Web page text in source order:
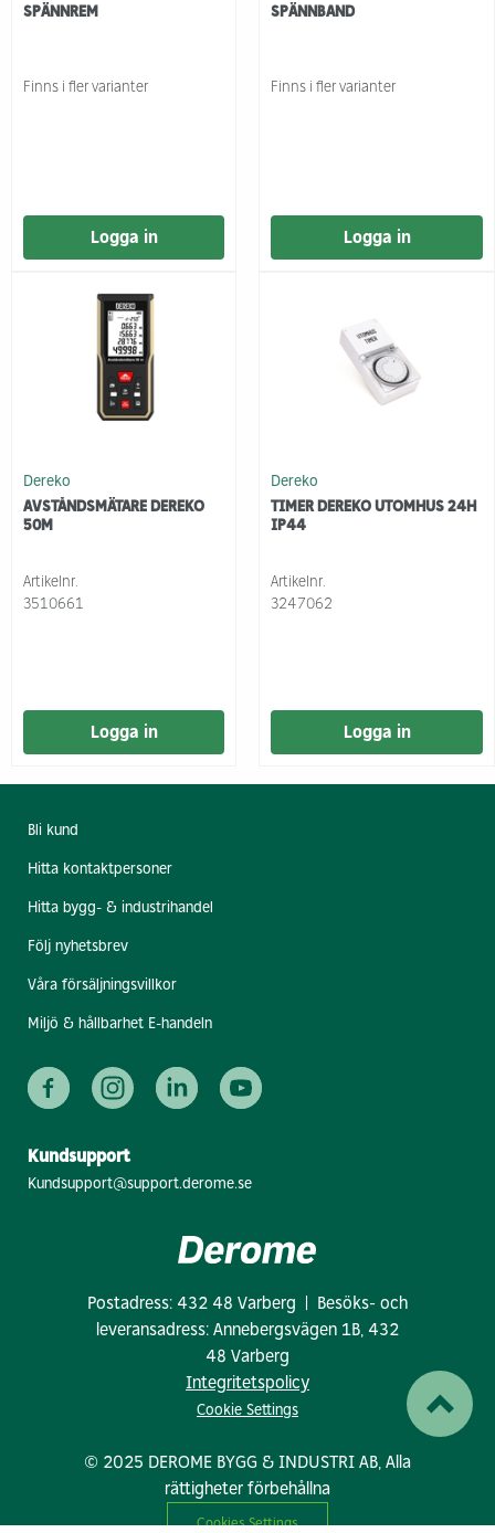
SPÄNNREM
Finns i fler varianter
Logga in
SPÄNNBAND
Finns i fler varianter
Logga in
Dereko
AVSTÅNDSMÄTARE DEREKO
50M
Artikelnr.
3510661
Logga in
Dereko
TIMER DEREKO UTOMHUS 24H
IP44
Artikelnr.
3247062
Logga in
Bli kund
Hitta kontaktpersoner
Hitta bygg- & industrihandel
Följ nyhetsbrev
Våra försäljningsvillkor
Miljö & hållbarhet E-handeln
Kundsupport
Kundsupport@support.derome.se
Postadress: 432 48 Varberg | Besöks- och
leveransadress: Annebergsvägen 1B, 432
48 Varberg
Integritetspolicy
Cookie Settings
© 2025 DEROME BYGG & INDUSTRI AB, Alla
rättigheter förbehållna
Cookies Settings